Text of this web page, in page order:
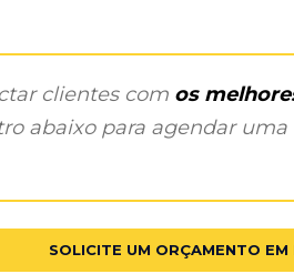
clientes com os
abaixo para agendar
SOLICITE UM ORÇAMENTO